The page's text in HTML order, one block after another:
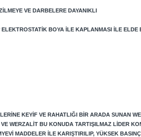
VE DARBELERE DAYANIKLI
BOYA ILE KAPLANMASI ILE ELDE
KEYIF VE RAHATLIĞI BIR ARADA SUNAN
WERZALIT BU KONUDA TARTIŞILMAZ LIDER
MADDELER ILE KARIŞTIRILIP, YÜKSEK